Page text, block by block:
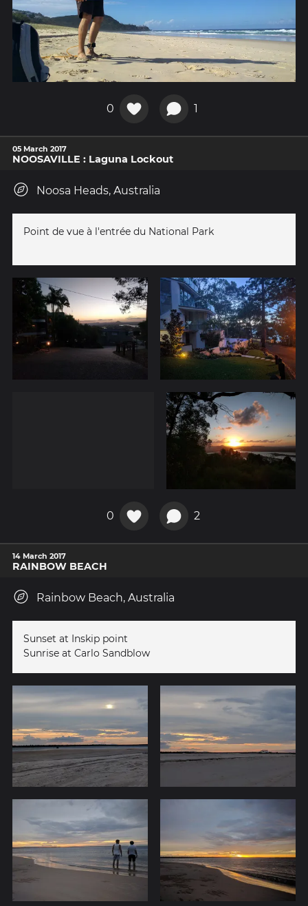
0 1
05 March 2017
NOOSAVILLE : Laguna Lockout
Noosa Heads, Australia
Point de vue à l'entrée du National Park
0 2
14 March 2017
RAINBOW BEACH
Rainbow Beach, Australia
Sunset at Inskip point
Sunrise at Carlo Sandblow